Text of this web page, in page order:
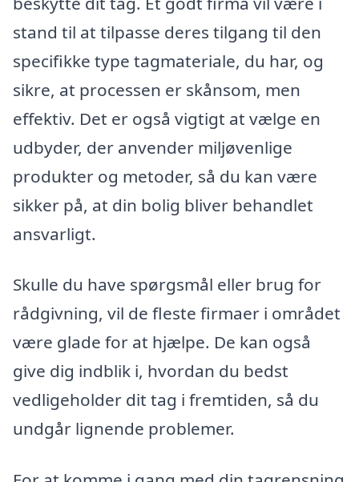
stand til at tilpasse deres tilgang til den
specifikke type tagmateriale, du har, og
sikre, at processen er skånsom, men
effektiv. Det er også vigtigt at vælge en
udbyder, der anvender miljøvenlige
produkter og metoder, så du kan være
sikker på, at din bolig bliver behandlet
ansvarligt.
Skulle du have spørgsmål eller brug for
rådgivning, vil de fleste firmaer i området
være glade for at hjælpe. De kan også
give dig indblik i, hvordan du bedst
vedligeholder dit tag i fremtiden, så du
undgår lignende problemer.